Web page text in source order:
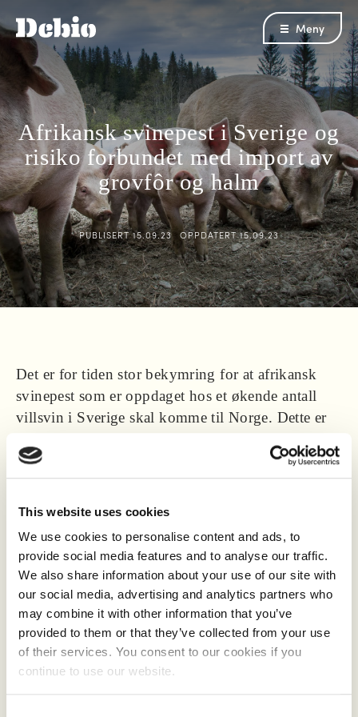
This website uses cookies
We use cookies to personalise content and ads, to
provide social media features and to analyse our traffic.
We also share information about your use of our site with
our social media, advertising and analytics partners who
may combine it with other information that you’ve
provided to them or that they’ve collected from your use
of their services. You consent to our cookies if you
continue to use our website.
Afrikansk svinepest i Sverige og
risiko forbundet med import av
grovfôr og halm
PUBLISERT15.09.23 OPPDATERT15.09.23
Det er for tiden stor bekymring for at afrikansk
svinepest som er oppdaget hos et økende antall
villsvin i Sverige skal komme til Norge. Dette er
påvist i Norden. Sykdommen smitter ikke til
mennesker, men er dødelig for svin. Strenge
restriksjoner innføres nå i Sverige hvor det
av alle tamgriser i smittesonen.
Det er spesielt en bekymring og risiko for smitte
til utegående griser, og det anbefales å gjerde inn
området for å holde villsvin ute.
Informasjon om afrikansk svinepest kan man finne
Meny